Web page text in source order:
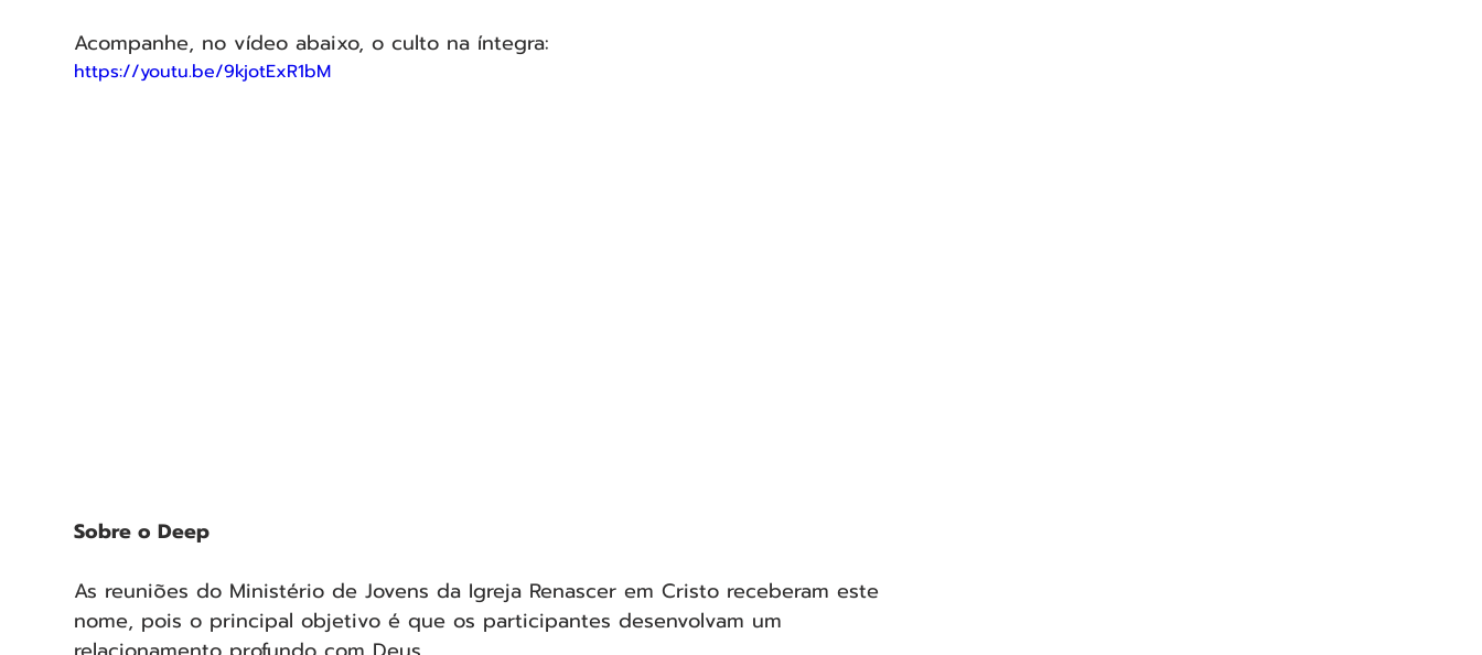
Acompanhe, no vídeo abaixo, o culto na íntegra:
https://youtu.be/9kjotExR1bM
Sobre o Deep
As reuniões do Ministério de Jovens da Igreja Renascer em Cristo receberam este
nome, pois o principal objetivo é que os participantes desenvolvam um